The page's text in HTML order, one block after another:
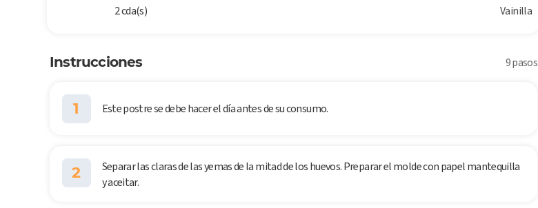
2 cda(s) Vainilla
Instrucciones 9 pasos
1 Este postre se debe hacer el día antes de su consumo.
2
Separar las claras de las yemas de la mitad de los huevos. Preparar el molde con papel mantequilla
y aceitar.